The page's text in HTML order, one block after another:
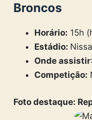
Broncos
Horário: 15h
Estádio:
Onde assistir
Competição:
Foto destaque: